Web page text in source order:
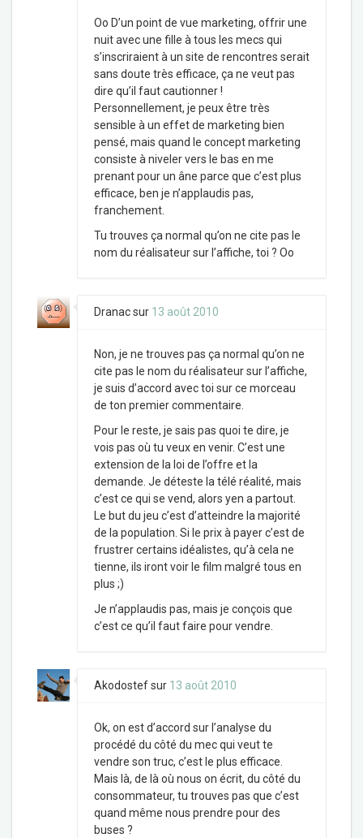
Oo D’un point de vue marketing, offrir une
nuit avec une fille à tous les mecs qui
s’inscriraient à un site de rencontres serait
sans doute très efficace, ça ne veut pas
dire qu’il faut cautionner !
Personnellement, je peux être très
sensible à un effet de marketing bien
pensé, mais quand le concept marketing
consiste à niveler vers le bas en me
prenant pour un âne parce que c’est plus
efficace, ben je n’applaudis pas,
franchement.
Tu trouves ça normal qu’on ne cite pas le
nom du réalisateur sur l’affiche, toi ? Oo
Dranacsur 13 août 2010
Non, je ne trouves pas ça normal qu’on ne
cite pas le nom du réalisateur sur l’affiche,
je suis d’accord avec toi sur ce morceau
de ton premier commentaire.
Pour le reste, je sais pas quoi te dire, je
vois pas où tu veux en venir. C’est une
extension de la loi de l’offre et la
demande. Je déteste la télé réalité, mais
c’est ce qui se vend, alors yen a partout.
Le but du jeu c’est d’atteindre la majorité
de la population. Si le prix à payer c’est de
frustrer certains idéalistes, qu’à cela ne
tienne, ils iront voir le film malgré tous en
plus ;)
Je n’applaudis pas, mais je conçois que
c’est ce qu’il faut faire pour vendre.
Akodostefsur 13 août 2010
Ok, on est d’accord sur l’analyse du
procédé du côté du mec qui veut te
vendre son truc, c’est le plus efficace.
Mais là, de là où nous on écrit, du côté du
consommateur, tu trouves pas que c’est
quand même nous prendre pour des
buses ?